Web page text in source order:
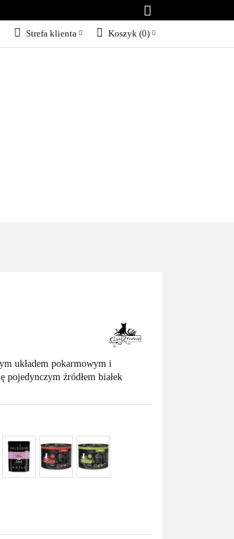
Strefa klienta Koszyk (0)
układem pokarmowym i
źródłem białek